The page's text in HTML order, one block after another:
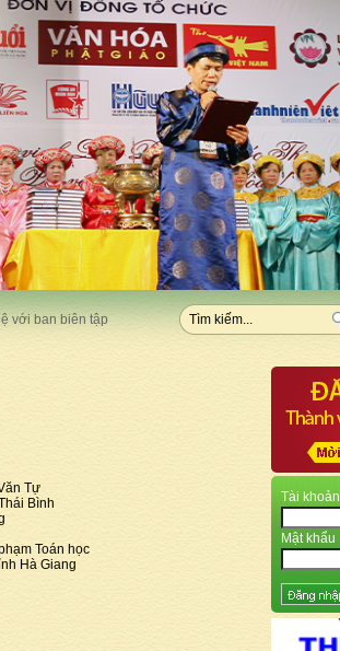
với ban biên tập
Tự
Bình
Toán học
Hà Giang
Tài khoản
Mật khẩu